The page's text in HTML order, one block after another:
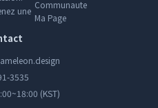
une
Communaute
Ma Page
3535
(KST)